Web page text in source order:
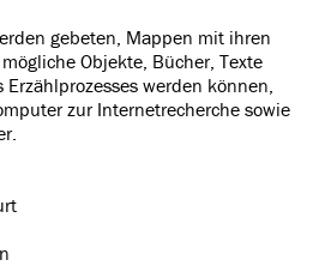
gebeten, Mappen mit ihren
Objekte, Bücher, Texte
werden können,
zur Internetrecherche sowie